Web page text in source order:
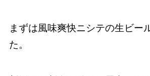
まずは風味爽快ニシテの生ビー
た。